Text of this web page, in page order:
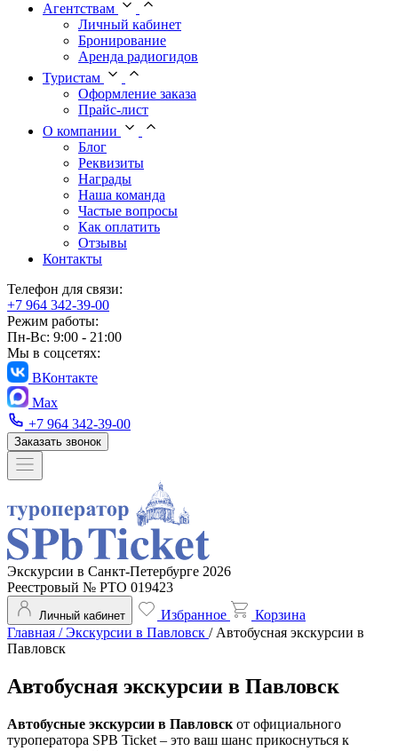
Агентствам
Личный кабинет
Бронирование
Аренда радиогидов
Туристам
Оформление заказа
Прайс-лист
О компании
Блог
Реквизиты
Награды
Наша команда
Частые вопросы
Как оплатить
Отзывы
Контакты
Телефон для связи:
+7 964 342-39-00
Режим работы:
Пн-Вс: 9:00 - 21:00
Мы в соцсетях:
ВКонтакте
Max
+7 964 342-39-00
Заказать звонок
Экскурсии в Санкт-Петербурге 2026
Реестровый № РТО 019423
Личный кабинет Избранное
Корзина
Главная /Экскурсии в Павловск / Автобусная экскурсии в
Павловск
Автобусная экскурсии в Павловск
Автобусные экскурсии в Павловск от официального
туроператора SPB Ticket – это ваш шанс прикоснуться к